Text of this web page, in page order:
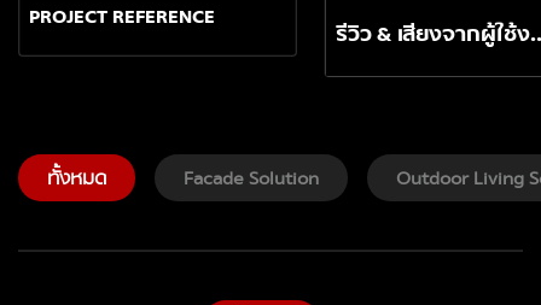
PROJECT REFERENCE
รีวิว & เ
ทั้งหมด Facade Solution Outdoor Living